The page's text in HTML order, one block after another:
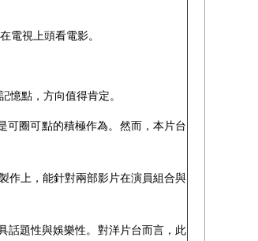
電視上頭看電影。
憶點，方向值得肯定。
可圈可點的積極作為。然而，本片台
作上，能針對兩部影片在演員組合與
話題性與娛樂性。對洋片台而言，此